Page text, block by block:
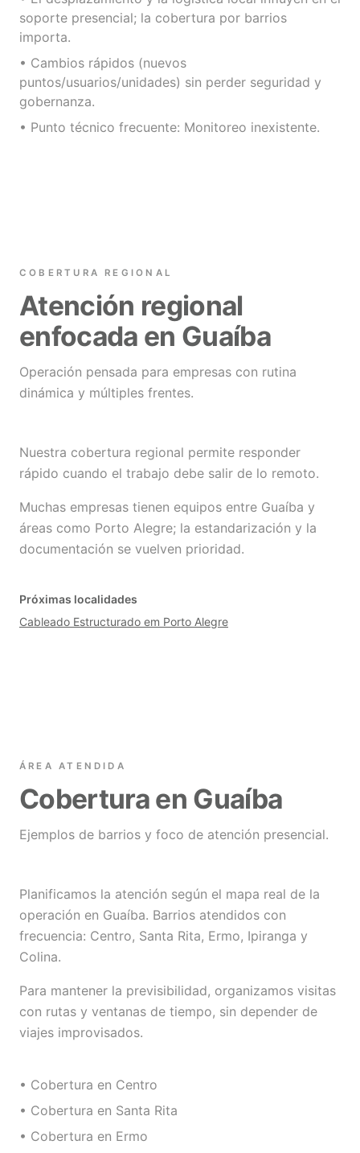
soporte presencial; la cobertura por barrios
importa.
• Cambios rápidos (nuevos
puntos/usuarios/unidades) sin perder seguridad y
gobernanza.
• Punto técnico frecuente: Monitoreo inexistente.
COBERTURA REGIONAL
Atención regional
enfocada en Guaíba
Operación pensada para empresas con rutina
dinámica y múltiples frentes.
Nuestra cobertura regional permite responder
rápido cuando el trabajo debe salir de lo remoto.
Muchas empresas tienen equipos entre Guaíba y
áreas como Porto Alegre; la estandarización y la
documentación se vuelven prioridad.
Próximas localidades
Cableado Estructurado em Porto Alegre
ÁREA ATENDIDA
Cobertura en Guaíba
Ejemplos de barrios y foco de atención presencial.
Planificamos la atención según el mapa real de la
operación en Guaíba. Barrios atendidos con
frecuencia: Centro, Santa Rita, Ermo, Ipiranga y
Colina.
Para mantener la previsibilidad, organizamos visitas
con rutas y ventanas de tiempo, sin depender de
viajes improvisados.
• Cobertura en Centro
• Cobertura en Santa Rita
• Cobertura en Ermo